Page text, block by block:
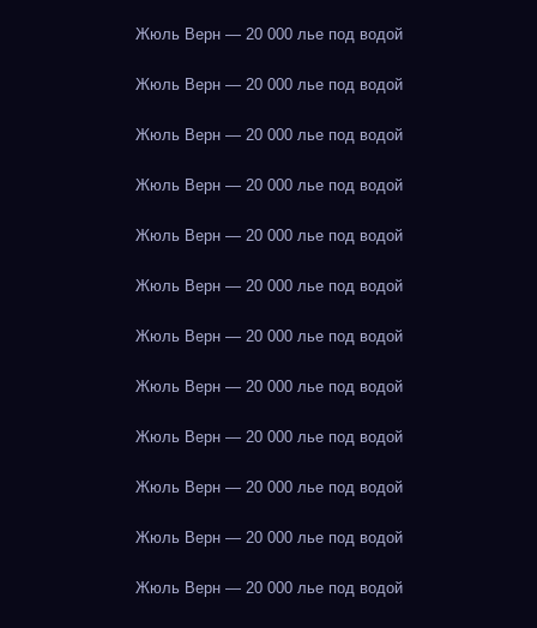
Жюль Верн — 20 000 лье под водой
Жюль Верн — 20 000 лье под водой
Жюль Верн — 20 000 лье под водой
Жюль Верн — 20 000 лье под водой
Жюль Верн — 20 000 лье под водой
Жюль Верн — 20 000 лье под водой
Жюль Верн — 20 000 лье под водой
Жюль Верн — 20 000 лье под водой
Жюль Верн — 20 000 лье под водой
Жюль Верн — 20 000 лье под водой
Жюль Верн — 20 000 лье под водой
Жюль Верн — 20 000 лье под водой